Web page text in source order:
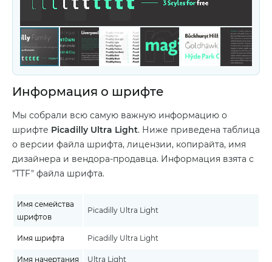
Информация о шрифте
Мы собрали всю самую важную информацию о
шрифте Picadilly Ultra Light. Ниже приведена таблица
о версии файла шрифта, лицензии, копирайта, имя
дизайнера и вендора-продавца. Информация взята с
"TTF" файла шрифта.
Имя семейства
шрифтов
Picadilly Ultra Light
Имя шрифта Picadilly Ultra Light
Имя начертания Ultra Light